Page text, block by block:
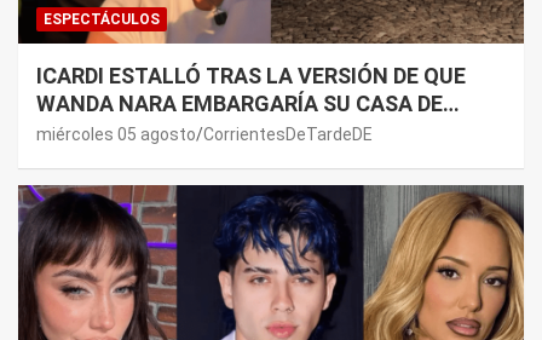
ESPECTÁCULOS
ICARDI ESTALLÓ TRAS LA VERSIÓN DE QUE
WANDA NARA EMBARGARÍA SU CASA DE
NORDELTA: “NECESITAN RASCAR DE ALGÚN
miércoles 05 agosto CorrientesDeTardeDE